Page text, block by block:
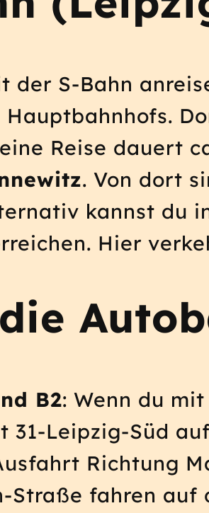
der S-Bahn
Hauptbahnhofs.
Reise dauert
. Von dort
kannst du
Hier
B2: Wenn du
31-Leipzig-Süd
Richtung
Straße fahren